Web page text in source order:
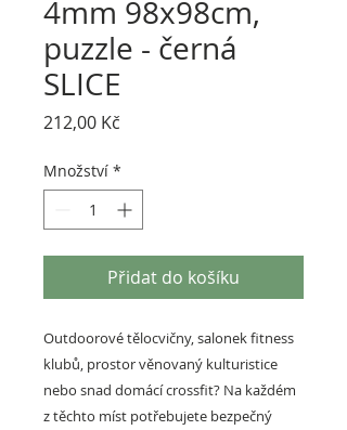
4mm 98x98cm,
puzzle - černá
SLICE
212,00 Kč
Množství *
Přidat do košíku
Outdoorové tělocvičny, salonek fitness
klubů, prostor věnovaný kulturistice
nebo snad domácí crossfit? Na každém
z těchto míst potřebujete bezpečný